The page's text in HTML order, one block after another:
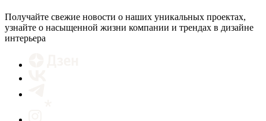
Получайте свежие новости о наших уникальных проектах,
узнайте о насыщенной жизни компании и трендах в дизайне
интерьера